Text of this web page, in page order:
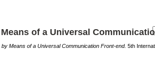
of a Universal
Means of a Universal Communication Front-end. 5th